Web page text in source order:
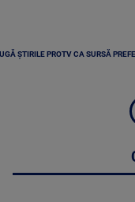
ȘTIRILE PROTV CA SURSĂ